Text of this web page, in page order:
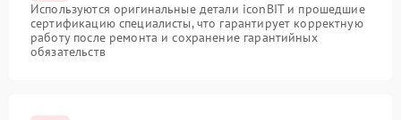
Используются оригинальные детали iconBIT и прошедшие
сертификацию специалисты, что гарантирует корректную
работу после ремонта и сохранение гарантийных
обязательств